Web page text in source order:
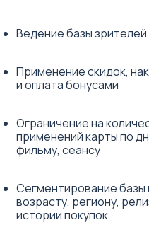
Ведение базы зрителей
Применение скидок,
и оплата бонусами
Ограничение на
применений карты по
фильму, сеансу
Сегментирование базы
возрасту, региону,
истории покупок